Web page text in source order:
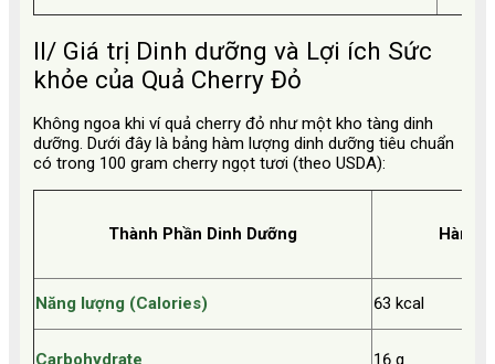
II/ Giá trị Dinh dưỡng và Lợi ích Sức
khỏe của Quả Cherry Đỏ
Không ngoa khi ví quả cherry đỏ như một kho tàng dinh
dưỡng. Dưới đây là bảng hàm lượng dinh dưỡng tiêu chuẩn
có trong 100 gram cherry ngọt tươi (theo USDA):
Thành Phần Dinh Dưỡng Hàm
Năng lượng (Calories) 63 kcal